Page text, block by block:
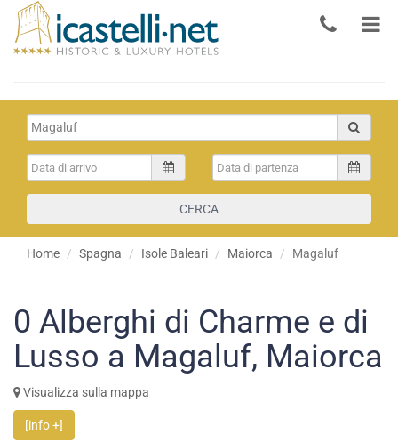
CERCA
Home Spagna Isole Baleari Maiorca Magaluf
0 Alberghi di Charme e di
Lusso a Magaluf, Maiorca
Visualizza sulla mappa
[info +]